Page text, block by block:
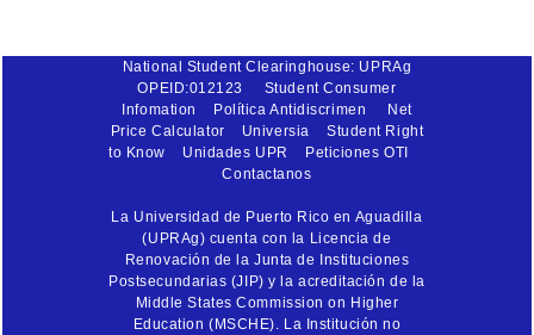
National Student Clearinghouse: UPRAg
OPEID:012123
Student Consumer
Infomation
Política Antidiscrimen
Net
Price Calculator
Universia
Student Right
to Know
Unidades UPR
Peticiones OTI
Contactanos
La Universidad de Puerto Rico en Aguadilla
(UPRAg) cuenta con la Licencia de
Renovación de la Junta de Instituciones
Postsecundarias (JIP) y la acreditación de la
Middle States Commission on Higher
Education (MSCHE). La Institución no